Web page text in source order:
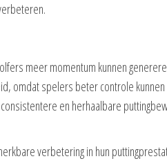
meer momentum kunnen
omdat spelers beter controle kunnen
en herhaalbare
verbetering in hun